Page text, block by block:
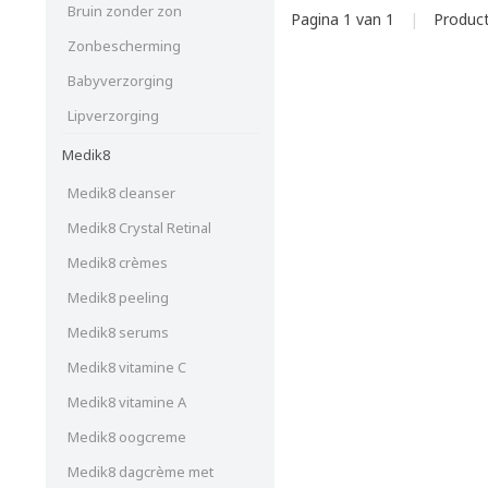
Bruin zonder zon
Zonbescherming
Babyverzorging
Lipverzorging
Medik8
Medik8 cleanser
Medik8 Crystal Retinal
Medik8 crèmes
Medik8 peeling
Medik8 serums
Medik8 vitamine C
Medik8 vitamine A
Medik8 oogcreme
Medik8 dagcrème met
Pagina 1 van 1 |